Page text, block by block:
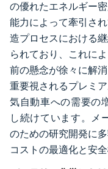
の優れたエネルギー
能力によって牽引さ
造プロセスにおける
られており、これに
前の懸念が徐々に解
重要視されるプレミ
気自動車への需要の
し続けています。メ
のための研究開発に
コストの最適化と安